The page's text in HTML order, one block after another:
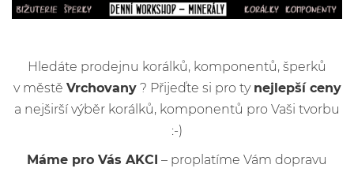
Hledáte prodejnu korálků, komponentů, šperků
v městě Vrchovany? Přijeďte si pro ty nejlepší ceny
a nejširší výběr korálků, komponentů pro Vaši tvorbu
:-)
Máme pro Vás AKCI – proplatíme Vám dopravu